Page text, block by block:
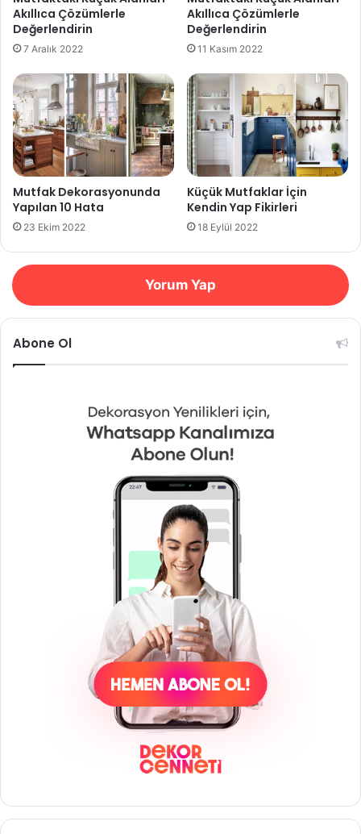
Akıllıca Çözümlerle
Değerlendirin
7 Aralık 2022
Akıllıca Çözümlerle
Değerlendirin
11 Kasım 2022
Mutfak Dekorasyonunda
Yapılan 10 Hata
23 Ekim 2022
Küçük Mutfaklar İçin
Kendin Yap Fikirleri
18 Eylül 2022
Yorum Yap
Abone Ol